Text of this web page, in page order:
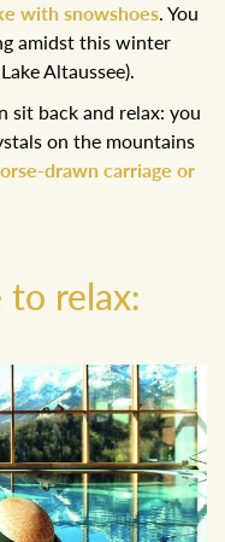
with snowshoes. You
amidst this winter
Altaussee).
sit back and relax: you
on the mountains
drawn carriage or
to relax: